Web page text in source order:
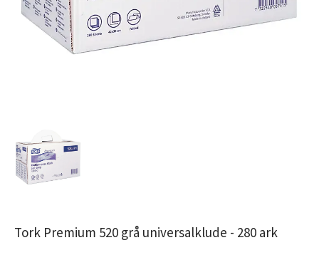
Tork Premium 520 grå universalklude - 280 ark